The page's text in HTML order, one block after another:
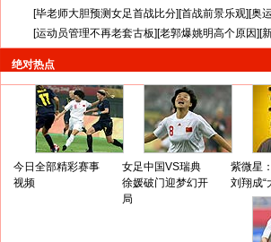
[毕老师大胆预测女足首战比分][首战前景乐观][奥
[运动员管理不再老套古板][老郭爆姚明高个原因][
绝对热点
今日全部精彩赛事
视频
女足中国VS瑞典
徐媛破门迎梦幻开
局
紫微星
刘翔成“